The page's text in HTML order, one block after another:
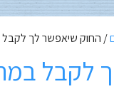
/ החוק שיאפשר לך לקבל
לקבל